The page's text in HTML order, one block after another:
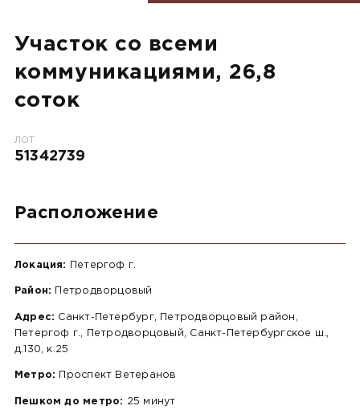
Участок со всеми
коммуникациями, 26,8
соток
ЛОТ
51342739
Расположение
Локация: Петергоф г.
Район: Петродворцовый
Адрес: Санкт-Петербург, Петродворцовый район,
Петергоф г., Петродворцовый, Санкт-Петербургское ш.,
д.130, к.25
Метро: Проспект Ветеранов
Пешком до метро: 25 минут